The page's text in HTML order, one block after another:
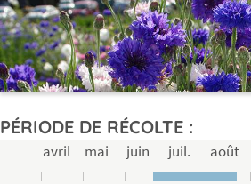
PÉRIODE DE RÉCOLTE :
avril mai juin juil. août